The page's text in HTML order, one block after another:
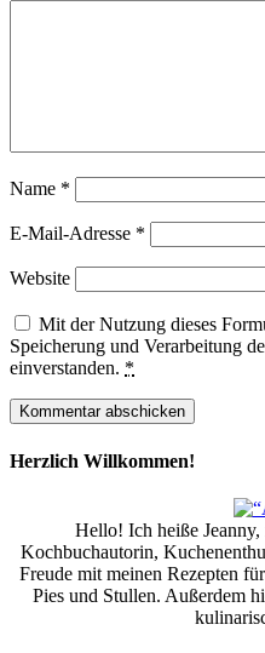
Name *
E-Mail-Adresse *
Website
Mit der Nutzung dieses
Speicherung und Verarbeitung
einverstanden. *
Herzlich Willkommen!
Hello! Ich heiße
Kochbuchautorin,
Freude mit meinen Rezepten
Pies und Stullen. Außerdem